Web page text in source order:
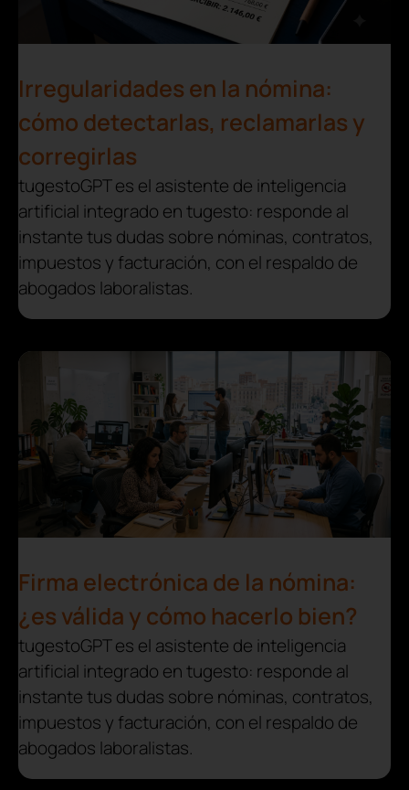
Irregularidades en la nómina:
cómo detectarlas, reclamarlas y
corregirlas
tugestoGPT es el asistente de inteligencia
artificial integrado en tugesto: responde al
instante tus dudas sobre nóminas, contratos,
impuestos y facturación, con el respaldo de
abogados laboralistas.
Firma electrónica de la nómina:
¿es válida y cómo hacerlo bien?
tugestoGPT es el asistente de inteligencia
artificial integrado en tugesto: responde al
instante tus dudas sobre nóminas, contratos,
impuestos y facturación, con el respaldo de
abogados laboralistas.